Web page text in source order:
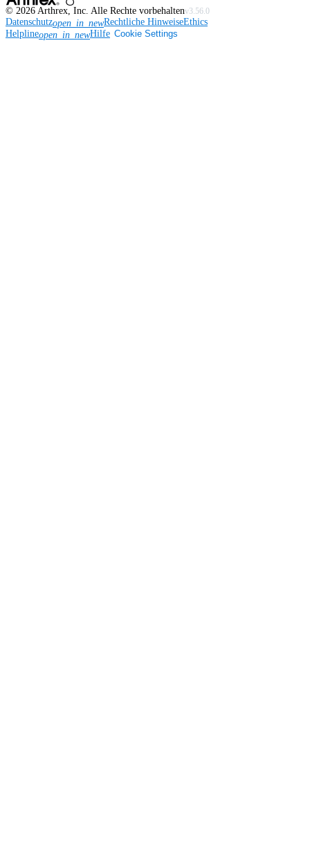
© 2026 Arthrex, Inc. Alle Rechte vorbehaltenv3.56.0
Datenschutzopen_in_newRechtliche HinweiseEthics
Helplineopen_in_newHilfe Cookie Settings